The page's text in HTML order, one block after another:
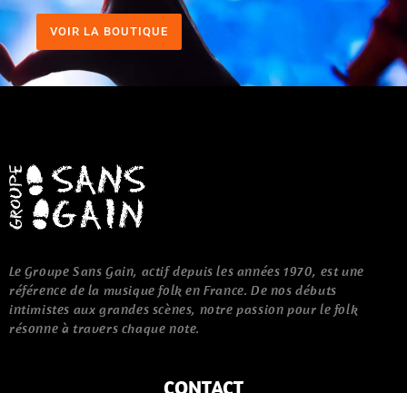
VOIR LA BOUTIQUE
Le Groupe Sans Gain, actif depuis les années 1970, est une
référence de la musique folk en France. De nos débuts
intimistes aux grandes scènes, notre passion pour le folk
résonne à travers chaque note.
CONTACT